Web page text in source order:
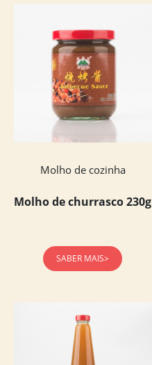
Molho de cozinha
Molho de churrasco 230g
SABER MAIS>